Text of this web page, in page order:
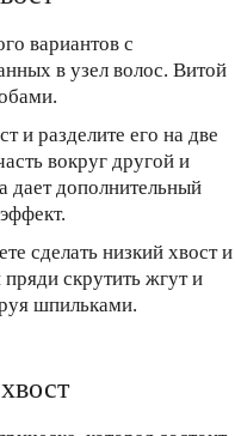
вариантов с
в узел волос. Витой
и разделите его на две
вокруг другой и
дает дополнительный
сделать низкий хвост и
скрутить жгут и
шпильками.